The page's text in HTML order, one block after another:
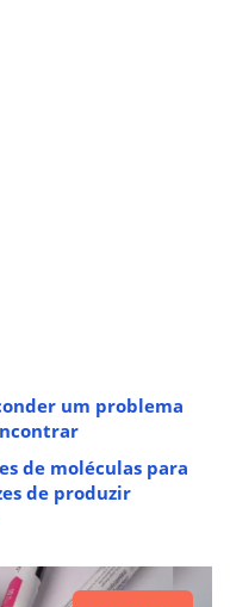
um problema
de moléculas para
de produzir